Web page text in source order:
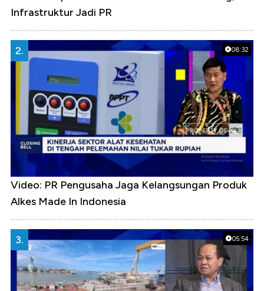
Infrastruktur Jadi PR
08:32
2.
Video: PR Pengusaha Jaga Kelangsungan Produk
Alkes Made In Indonesia
05:54
3.